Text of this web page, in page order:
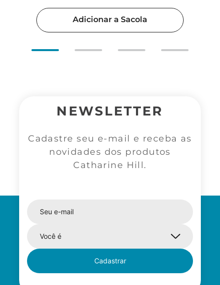
Adicionar a Sacola
NEWSLETTER
Cadastre seu e-mail e receba as
novidades dos produtos
Catharine Hill.
Cadastrar